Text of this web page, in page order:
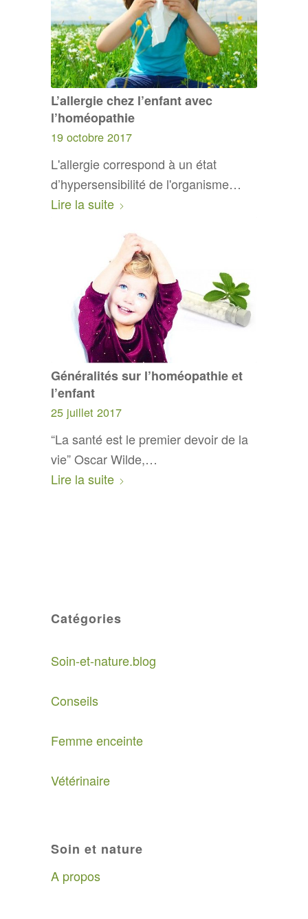
L’allergie chez l’enfant avec
l’homéopathie
19 octobre 2017
L'allergie correspond à un état
d’hypersensibilité de l'organisme…
Lire la suite
Généralités sur l’homéopathie et
l’enfant
25 juillet 2017
“La santé est le premier devoir de la
vie” Oscar Wilde,…
Lire la suite
Catégories
Soin-et-nature.blog
Conseils
Femme enceinte
Vétérinaire
Soin et nature
A propos